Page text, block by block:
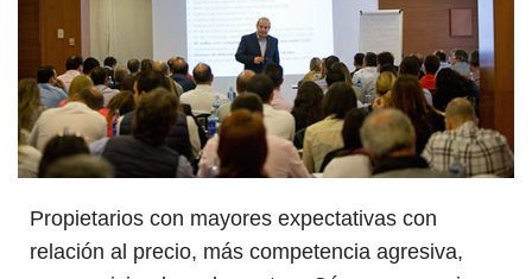
Propietarios con mayores expectativas con
relación al precio, más competencia agresiva,